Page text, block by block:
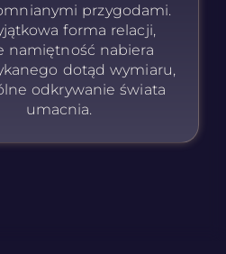
przygodami.
forma relacji,
namiętność nabiera
dotąd wymiaru,
odkrywanie świata
umacnia.